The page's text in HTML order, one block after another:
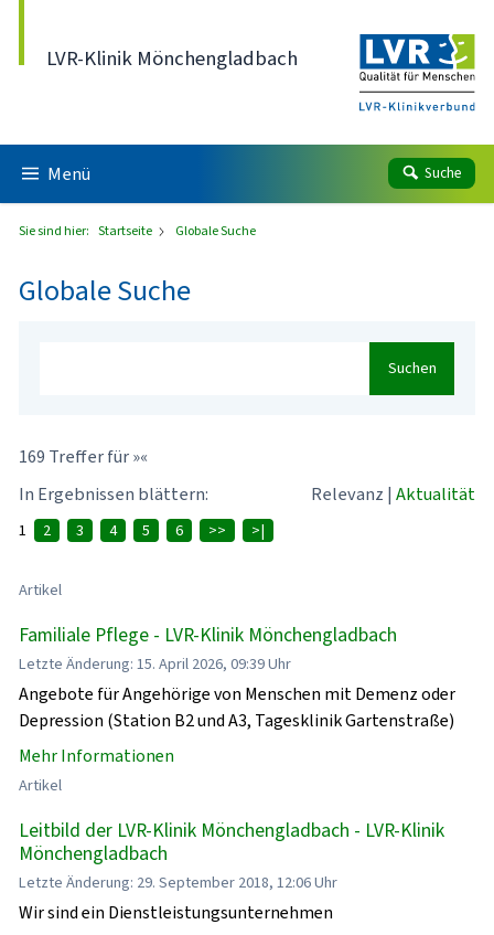
LVR-Klinik Mönchengladbach
Menü Suche
Sie sind hier: Startseite Globale Suche
Globale Suche
Suchen
169 Treffer für »«
In Ergebnissen blättern:
Relevanz | Aktualität
1 2 3 4 5 6 >> >|
Artikel
Familiale Pflege - LVR-Klinik Mönchengladbach
Letzte Änderung: 15. April 2026, 09:39 Uhr
Angebote für Angehörige von Menschen mit Demenz oder
Depression (Station B2 und A3, Tagesklinik Gartenstraße)
Mehr Informationen
Artikel
Leitbild der LVR-Klinik Mönchengladbach - LVR-Klinik
Mönchengladbach
Letzte Änderung: 29. September 2018, 12:06 Uhr
Wir sind ein Dienstleistungsunternehmen